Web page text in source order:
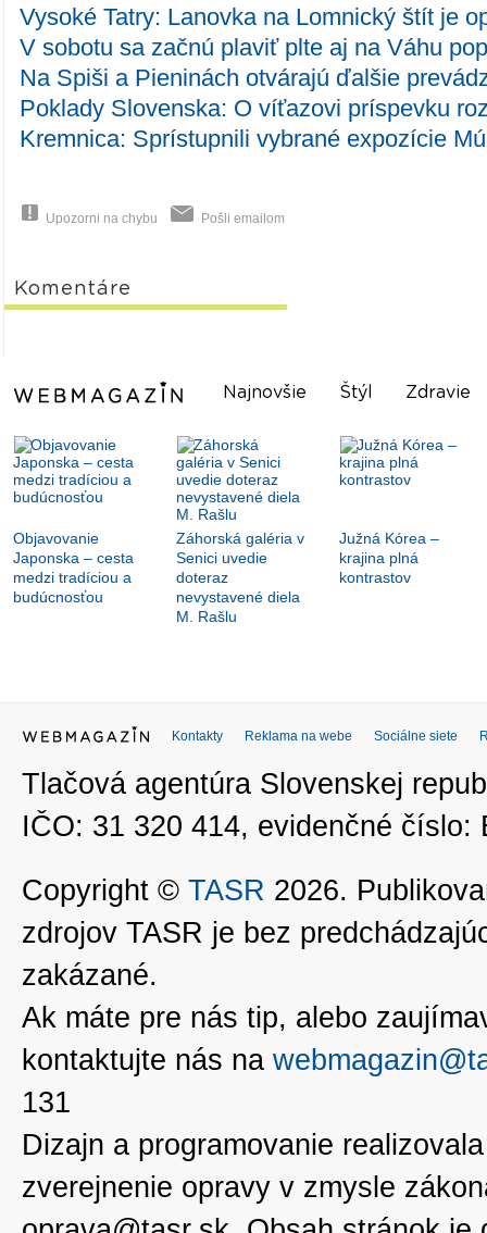
Vysoké Tatry: Lanovka na Lomnický štít je
V sobotu sa začnú plaviť plte aj na Váhu
Na Spiši a Pieninách otvárajú ďalšie
Poklady Slovenska: O víťazovi príspevku
Kremnica: Sprístupnili vybrané expozície
Upozorni na chybu Pošli emailom
Komentáre
Najnovšie Štýl Zdravie
Objavovanie
Japonska – cesta
medzi tradíciou a
budúcnosťou
Záhorská galéria v
Senici uvedie
doteraz
nevystavené diela
M. Rašlu
Južná Kórea –
krajina plná
kontrastov
Kontakty Reklama na webe Sociálne siete
Tlačová agentúra Slovenskej
IČO: 31 320 414, evidenčné číslo:
Copyright © TASR 2026.
zdrojov TASR je bez
zakázané.
Ak máte pre nás tip, alebo
kontaktujte nás na
131
Dizajn a programovanie
zverejnenie opravy v zmysle